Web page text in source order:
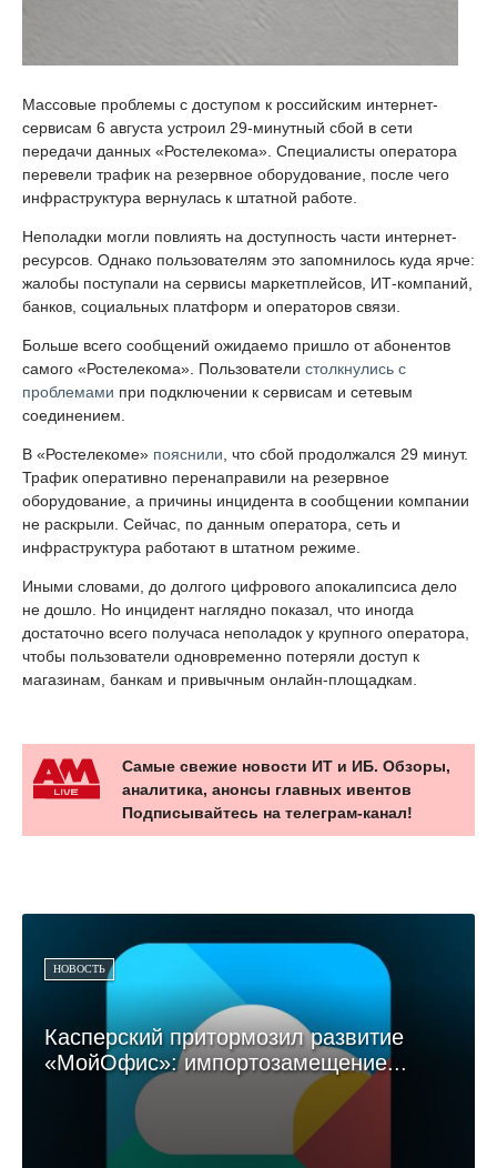
Массовые проблемы с доступом к российским интернет-
сервисам 6 августа устроил 29-минутный сбой в сети
передачи данных «Ростелекома». Специалисты оператора
перевели трафик на резервное оборудование, после чего
инфраструктура вернулась к штатной работе.
Неполадки могли повлиять на доступность части интернет-
ресурсов. Однако пользователям это запомнилось куда ярче:
жалобы поступали на сервисы маркетплейсов, ИТ-компаний,
банков, социальных платформ и операторов связи.
Больше всего сообщений ожидаемо пришло от абонентов
самого «Ростелекома». Пользователи столкнулись с
проблемами при подключении к сервисам и сетевым
соединением.
В «Ростелекоме» пояснили , что сбой продолжался 29 минут.
Трафик оперативно перенаправили на резервное
оборудование, а причины инцидента в сообщении компании
не раскрыли. Сейчас, по данным оператора, сеть и
инфраструктура работают в штатном режиме.
Иными словами, до долгого цифрового апокалипсиса дело
не дошло. Но инцидент наглядно показал, что иногда
достаточно всего получаса неполадок у крупного оператора,
чтобы пользователи одновременно потеряли доступ к
магазинам, банкам и привычным онлайн-площадкам.
Самые свежие новости ИТ и ИБ. Обзоры,
аналитика, анонсы главных ивентов
Подписывайтесь на телеграм-канал!
НОВОСТЬ
Касперский притормозил развитие
«МойОфис»: импортозамещение...